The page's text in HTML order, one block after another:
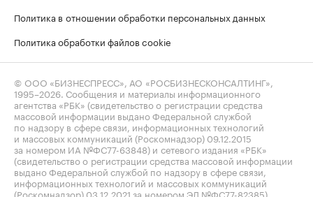
Политика в отношении обработки персональных данных
Политика обработки файлов cookie
© ООО «БИЗНЕСПРЕСС», АО «РОСБИЗНЕСКОНСАЛТИНГ»,
1995–2026 . Сообщения и материалы информационного
агентства «РБК» (свидетельство о регистрации средства
массовой информации выдано Федеральной службой
по надзору в сфере связи, информационных технологий
и массовых коммуникаций (Роскомнадзор) 09.12.2015
за номером ИА №ФС77-63848) и сетевого издания «РБК»
(свидетельство о регистрации средства массовой информации
выдано Федеральной службой по надзору в сфере связи,
информационных технологий и массовых коммуникаций
(Роскомнадзор) 03.12.2021 за номером ЭЛ №ФС77-82385)